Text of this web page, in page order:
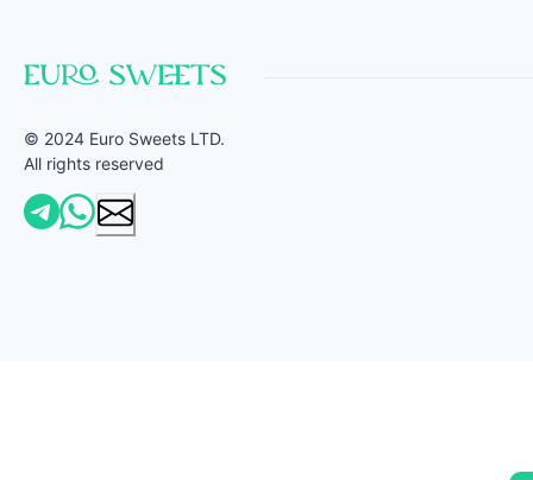
© 2024 Euro Sweets LTD.
All rights reserved